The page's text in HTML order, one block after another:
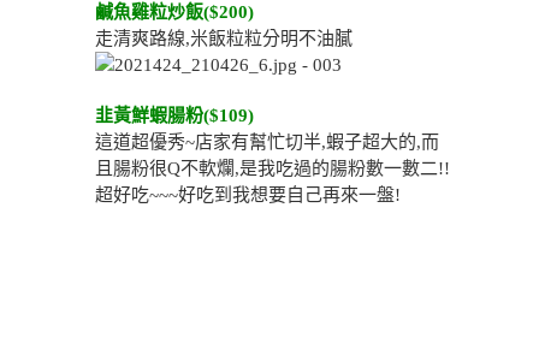
鹹魚雞粒炒飯($200)
走清爽路線,米飯粒粒分明不油膩
韭黃鮮蝦腸粉($109)
這道超優秀~店家有幫忙切半,蝦子超大的,而
且腸粉很Q不軟爛,是我吃過的腸粉數一數二!!
超好吃~~~好吃到我想要自己再來一盤!